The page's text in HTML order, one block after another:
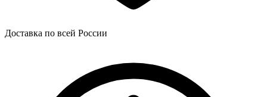
Доставка по всей России